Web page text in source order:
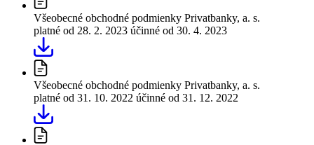
Všeobecné obchodné podmienky Privatbanky, a. s.
platné od 28. 2. 2023 účinné od 30. 4. 2023
Všeobecné obchodné podmienky Privatbanky, a. s.
platné od 31. 10. 2022 účinné od 31. 12. 2022